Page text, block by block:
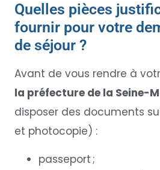
Quelles pièces
fournir pour votre
de séjour ?
Avant de vous rendre à
la préfecture de la Seine-
disposer des documents
et photocopie) :
passeport ;